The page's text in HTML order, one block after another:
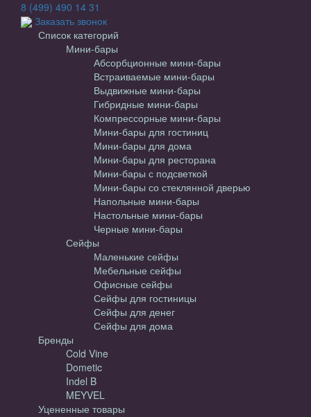
8 (499) 490 14 31
Заказать звонок
Список категорий
Мини-бары
Абсорбционные мини-бары
Встраиваемые мини-бары
Выдвижные мини-бары
Гибридные мини-бары
Компрессорные мини-бары
Мини-бары для гостиниц
Мини-бары для дома
Мини-бары для ресторана
Мини-бары с подсветкой
Мини-бары со стеклянной дверью
Напольные мини-бары
Настольные мини-бары
Черные мини-бары
Сейфы
Маленькие сейфы
Мебельные сейфы
Офисные сейфы
Сейфы для гостиницы
Сейфы для денег
Сейфы для дома
Бренды
Cold Vine
Dometic
Indel B
MEYVEL
Уцененные товары